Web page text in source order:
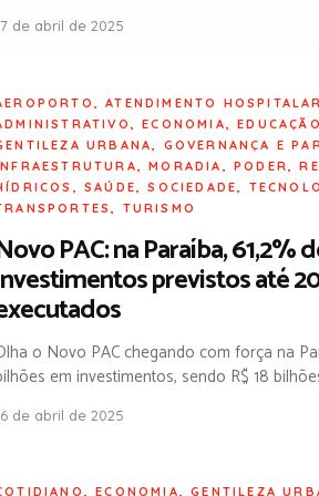
de abril de 2025
,ATENDIMENTO HOSPITALAR
,ECONOMIA ,EDUCAÇÃO
URBANA
GOVERNANÇA E
,MORADIA ,PODER ,
,SAÚDE ,SOCIEDADE
TURISMO
PAC: na Paraíba, 61,2%
previstos até
o Novo PAC chegando com força na
em investimentos, sendo R$ 18
de abril de 2025
,ECONOMIA,GENTILEZA